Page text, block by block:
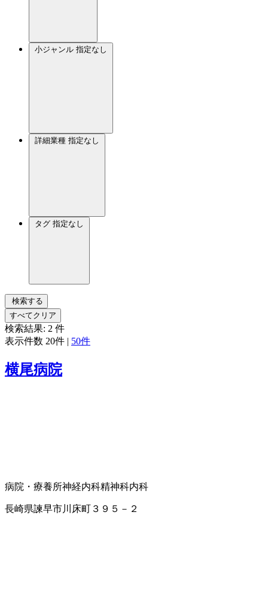
小ジャンル 指定なし
詳細業種 指定なし
タグ 指定なし
検索する
すべてクリア
検索結果: 2 件
表示件数 20件 | 50件
横尾病院
病院・療養所神経内科精神科内科
長崎県諫早市川床町３９５－２